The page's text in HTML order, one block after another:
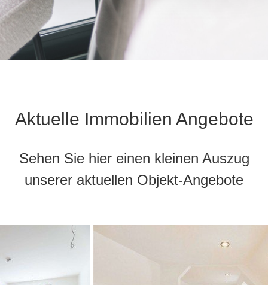
Aktuelle Immobilien Angebote
Sehen Sie hier einen kleinen Auszug
unserer aktuellen Objekt-Angebote